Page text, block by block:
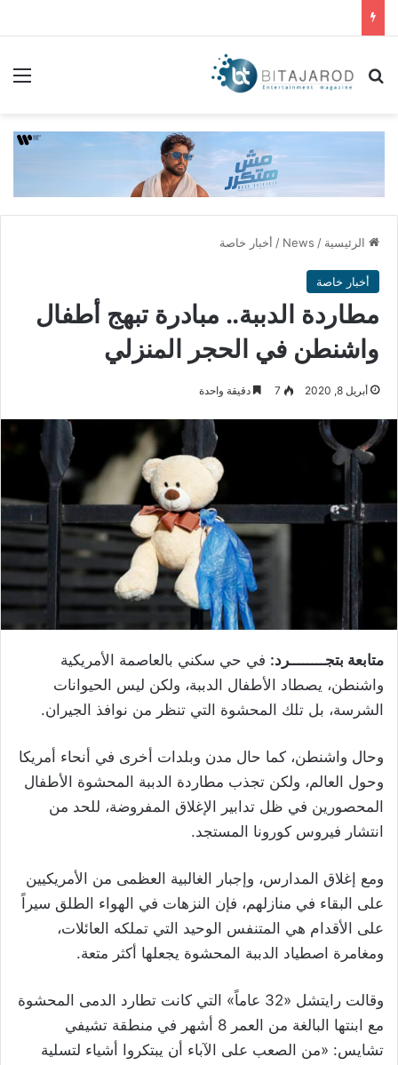
بحث عن
الرئيسية /
News
/ أخبار خاصة
أخبار خاصة
مطاردة الدببة.. مبادرة تبهج أطفال
واشنطن في الحجر المنزلي
أبريل 8, 2020 7 دقيقة واحدة
متابعة بتجــــــــرد: في حي سكني بالعاصمة الأمريكية
واشنطن، يصطاد الأطفال الدببة، ولكن ليس الحيوانات
الشرسة، بل تلك المحشوة التي تنظر من نوافذ الجيران.
وحال واشنطن، كما حال مدن وبلدات أخرى في أنحاء أمريكا
وحول العالم، ولكن تجذب مطاردة الدببة المحشوة الأطفال
المحصورين في ظل تدابير الإغلاق المفروضة، للحد من
انتشار فيروس كورونا المستجد.
ومع إغلاق المدارس، وإجبار الغالبية العظمى من الأمريكيين
على البقاء في منازلهم، فإن النزهات في الهواء الطلق سيراً
على الأقدام هي المتنفس الوحيد التي تملكه العائلات،
ومغامرة اصطياد الدببة المحشوة يجعلها أكثر متعة.
وقالت رايتشل «32 عاماً» التي كانت تطارد الدمى المحشوة
مع ابنتها البالغة من العمر 8 أشهر في منطقة تشيفي
تشايس: «من الصعب على الآباء أن يبتكروا أشياء لتسلية